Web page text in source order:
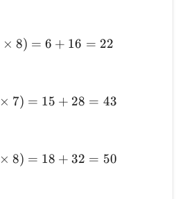
(1 \times 6)+(2 \times
× 8) = 6 + 16 = 22
(3 \times 5)+(4 \times
× 7) = 15 + 28 = 43
(3 \times 6)+(4 \times
× 8) = 18 + 32 = 50